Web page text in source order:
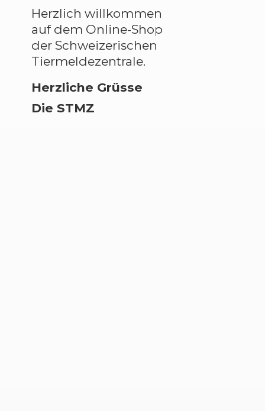
Herzlich willkommen
auf dem Online-Shop
der Schweizerischen
Tiermeldezentrale.
Herzliche Grüsse
Die STMZ